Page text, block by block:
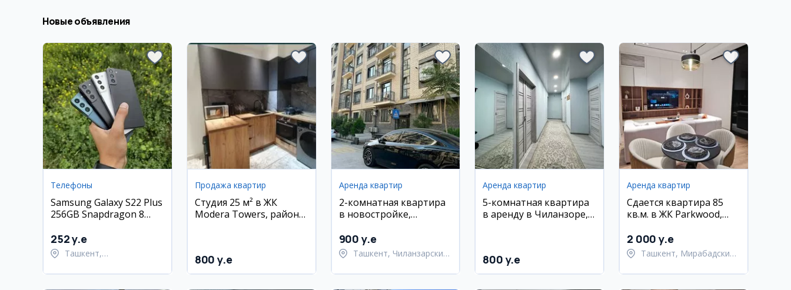
Новые объявления
Телефоны
Samsung Galaxy S22 Plus
256GB Snapdragon 8
252 y.e
Ташкент,
Продажа квартир
Студия 25 м² в ЖК
Modera Towers, район
800 y.e
Аренда квартир
2-комнатная квартира
в новостройке,
Евро люкс комфорт
900 y.e
Ташкент, Чиланзарский
Аренда квартир
5-комнатная квартира
в аренду в Чиланзоре,
800 y.e
Аренда квартир
Сдается квартира 85
кв.м. в ЖК Parkwood,
2 000 y.e
Ташкент, Мирабадский